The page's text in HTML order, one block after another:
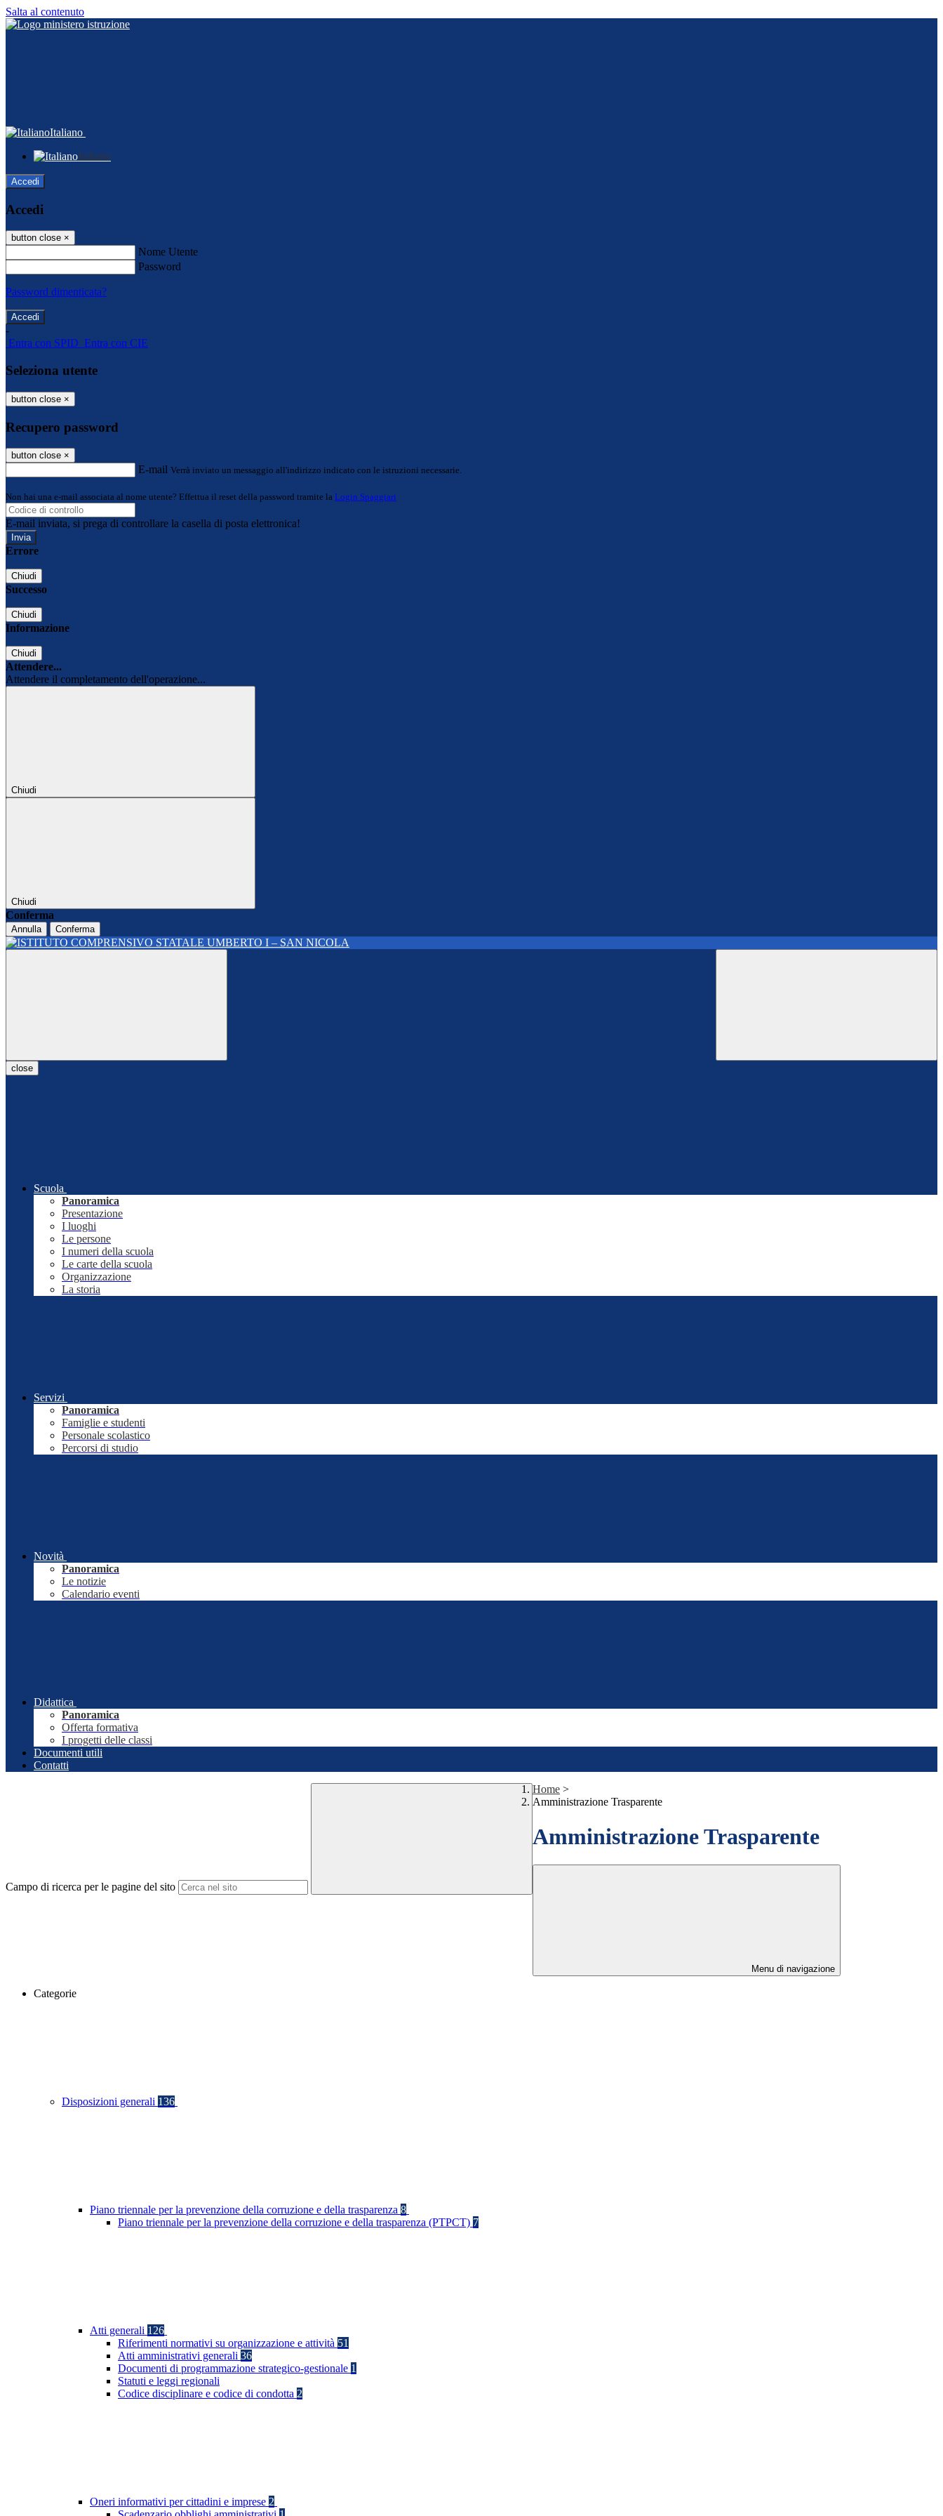
Salta al contenuto
Italiano
Italiano
Accedi
Accedi
button close ×
Nome Utente
Password
Password dimenticata?
-
Entra con SPID Entra con CIE
Seleziona utente
button close ×
Recupero password
button close ×
E-mail Verrà inviato un messaggio all'indirizzo indicato con le istruzioni necessarie.
Non hai una e-mail associata al nome utente? Effettua il reset della password tramite la Login Spaggiari
E-mail inviata, si prega di controllare la casella di posta elettronica!
Errore
Chiudi
Successo
Chiudi
Informazione
Chiudi
Attendere...
Attendere il completamento dell'operazione...
Chiudi
Chiudi
Conferma
Annulla Conferma
close
Scuola
Panoramica
Presentazione
I luoghi
Le persone
I numeri della scuola
Le carte della scuola
Organizzazione
La storia
Servizi
Panoramica
Famiglie e studenti
Personale scolastico
Percorsi di studio
Novità
Panoramica
Le notizie
Calendario eventi
Didattica
Panoramica
Offerta formativa
I progetti delle classi
Documenti utili
Contatti
Campo di ricerca per le pagine del sito
Home >
Amministrazione Trasparente
Amministrazione Trasparente
Menu di navigazione
Categorie
Disposizioni generali 136
Piano triennale per la prevenzione della corruzione e della trasparenza 8
Piano triennale per la prevenzione della corruzione e della trasparenza (PTPCT) 7
Atti generali 126
Riferimenti normativi su organizzazione e attività 51
Atti amministrativi generali 36
Documenti di programmazione strategico-gestionale 1
Statuti e leggi regionali
Codice disciplinare e codice di condotta 2
Oneri informativi per cittadini e imprese 2